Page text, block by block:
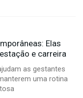
Elas
e carreira
as gestantes
uma rotina